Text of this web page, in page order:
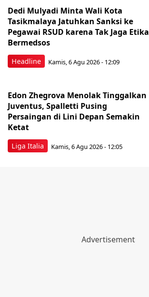
Headline
Dedi Mulyadi Minta Wali Kota
Tasikmalaya Jatuhkan Sanksi ke
Pegawai RSUD karena Tak Jaga Etika
Bermedsos
Kamis, 6 Agu 2026 - 12:09
Liga Italia
Edon Zhegrova Menolak Tinggalkan
Juventus, Spalletti Pusing
Persaingan di Lini Depan Semakin
Ketat
Kamis, 6 Agu 2026 - 12:05